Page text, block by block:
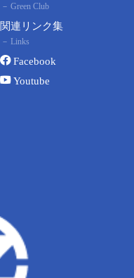
Green Club
関連リンク集
Links
Facebook
Youtube